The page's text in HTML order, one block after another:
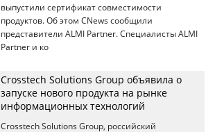
выпустили сертификат совместимости
продуктов. Об этом CNews сообщили
представители ALMI Partner. Специалисты ALMI
Partner и ко
Crosstech Solutions Group объявила о
запуске нового продукта на рынке
информационных технологий
Crosstech Solutions Group, российский